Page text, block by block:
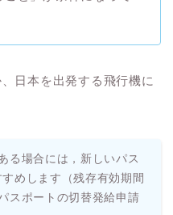
日本を出発する飛行機に
る場合には，新しいパス
めします（残存有効期間
スポートの切替発給申請